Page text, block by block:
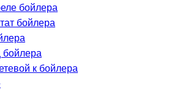
бойлера
бойлера
к бойлера